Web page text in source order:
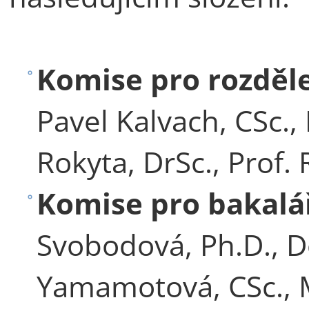
Komise pro
Pavel Kalvach,
Rokyta, DrSc., Prof.
Komise pro
Svobodová, Ph.D.,
Yamamotová, CSc.,